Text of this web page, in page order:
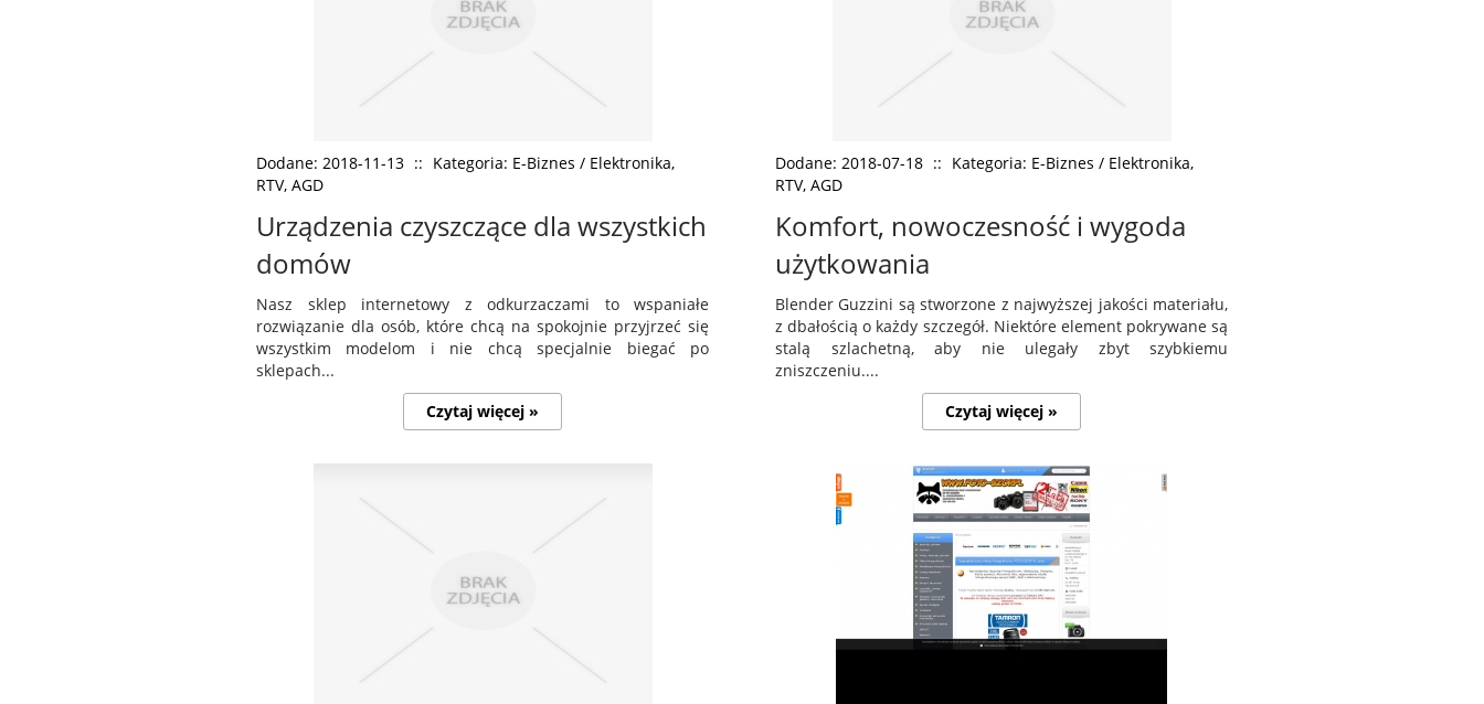
Dodane: 2018-11-13 :: Kategoria: E-Biznes / Elektronika,
RTV, AGD
Urządzenia czyszczące dla wszystkich
domów
Nasz sklep internetowy z odkurzaczami to wspaniałe
rozwiązanie dla osób, które chcą na spokojnie przyjrzeć się
wszystkim modelom i nie chcą specjalnie biegać po
sklepach...
Czytaj więcej »
Dodane: 2018-07-18 :: Kategoria: E-Biznes / Elektronika,
RTV, AGD
Komfort, nowoczesność i wygoda
użytkowania
Blender Guzzini są stworzone z najwyższej jakości materiału,
z dbałością o każdy szczegół. Niektóre element pokrywane są
stalą szlachetną, aby nie ulegały zbyt szybkiemu
zniszczeniu....
Czytaj więcej »